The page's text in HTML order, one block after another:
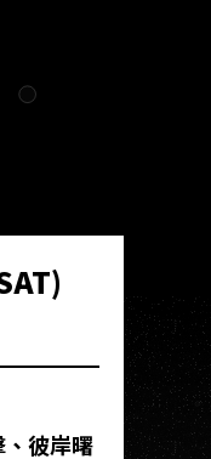
彼岸曙